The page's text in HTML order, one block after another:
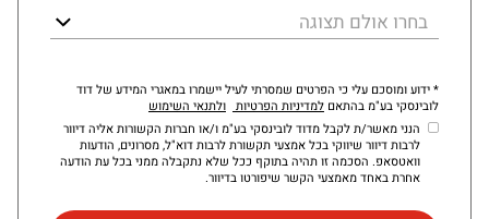
בחרו אולם תצוגה
* ידוע ומוסכם עלי כי הפרטים שמסרתי לעיל יישמרו במאגרי המידע של דוד
לובינסקי בע"מ בהתאםלמדיניות הפרטיות ולתנאי השימוש
הנני מאשר/ת לקבל מדוד לובינסקי בע"מ ו/או חברות הקשורות אליה דיוור
לרבות דיוור שיווקי בכל אמצעי תקשורת לרבות דוא"ל, מסרונים, הודעות
וואטסאפ. הסכמה זו תהיה בתוקף ככל שלא נתקבלה ממני בכל עת הודעה
אחרת באחד מאמצעי הקשר שיפורטו בדיוור.